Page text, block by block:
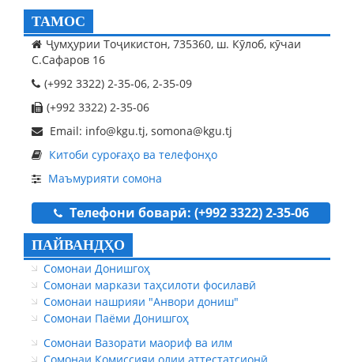
ТАМОС
Ҷумҳурии Тоҷикистон, 735360, ш. Кӯлоб, кӯчаи
С.Сафаров 16
(+992 3322) 2-35-06, 2-35-09
(+992 3322) 2-35-06
Email: info@kgu.tj, somona@kgu.tj
Китоби суроғаҳо ва телефонҳо
Маъмурияти сомона
Телефони боварӣ: (+992 3322) 2-35-06
ПАЙВАНДҲО
Сомонаи Донишгоҳ
Сомонаи маркази таҳсилоти фосилавӣ
Сомонаи нашрияи "Анвори дониш"
Сомонаи Паёми Донишгоҳ
Сомонаи Вазорати маориф ва илм